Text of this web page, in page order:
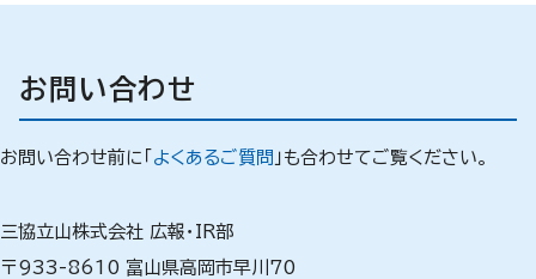
お問い合わせ
お問い合わせ前に「 よくあるご質問 」も合わせてご覧ください。
三協立山株式会社 広報・IR部
〒933-8610 富山県高岡市早川70